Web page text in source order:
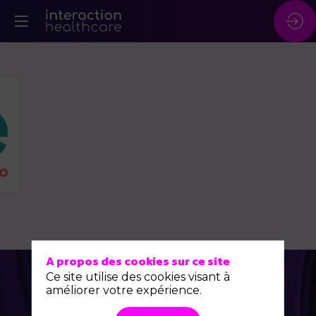
A propos des cookies sur ce site
Ce site utilise des cookies visant à
améliorer votre expérience.